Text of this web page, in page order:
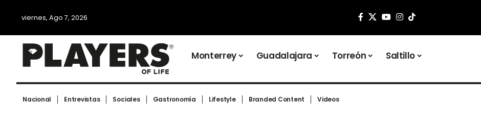
viernes, Ago 7, 2026
Monterrey Guadalajara Torreón Saltillo
Nacional Entrevistas Sociales Gastronomía Lifestyle Branded Content Videos